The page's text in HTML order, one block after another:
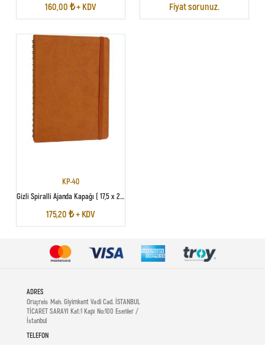
160,00 ₺ + KDV Fiyat sorunuz.
KP-40
175,20 ₺ + KDV
ADRES
Oruçreis Mah. Giyimkent Vadi Cad. İSTANBUL
TİCARET SARAYI Kat:1 Kapı No:100 Esenler /
İstanbul
TELEFON